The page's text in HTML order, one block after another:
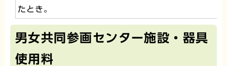
たとき。
男女共同参画センター施設・器具
使用料